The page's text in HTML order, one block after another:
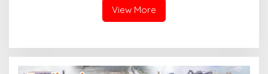
View More